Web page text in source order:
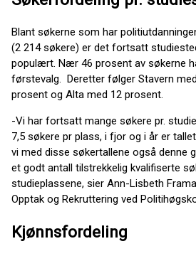
Blant søkerne som har
(2 214 søkere) er det fortsatt
populært. Nær 46 prosent av søkerne
førstevalg. Deretter følger Stavern
prosent og Alta med 12 prosent.
-Vi har fortsatt mange søkere pr.
7,5 søkere pr plass, i fjor og i år er
vi med disse søkertallene også denne
et godt antall tilstrekkelig kvalifiserte
studieplassene, sier Ann-Lisbeth
Opptak og Rekruttering ved
Kjønnsfordeling